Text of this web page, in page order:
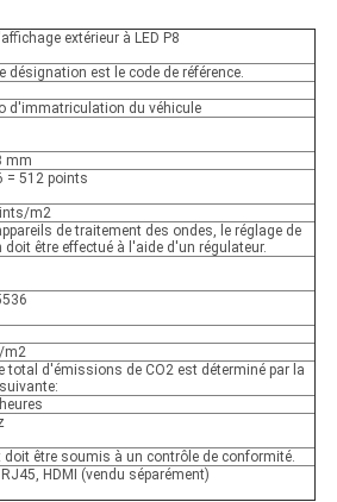
extérieur à LED P8
désignation est le code de référence.
d'immatriculation du véhicule
mm
= 512 points
m2
de traitement des ondes, le réglage de
doit être effectué à l'aide d'un régulateur.
m2
total d'émissions de CO2 est déterminé par la
doit être soumis à un contrôle de conformité.
RJ45, HDMI (vendu séparément)